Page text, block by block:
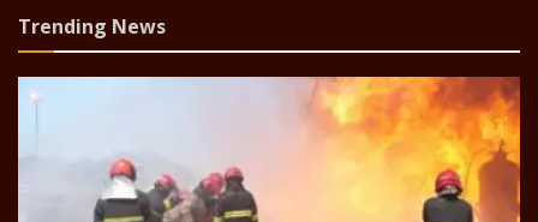
Trending News